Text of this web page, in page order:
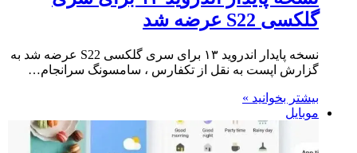
گلکسی S22 عرضه شد
نسخه پایدار اندروید ۱۳ برای سری گلکسی S22 عرضه شد به
گزارش اپست به نقل از تکفارس ، سامسونگ سرانجام…
بیشتر بخوانید »
موبایل